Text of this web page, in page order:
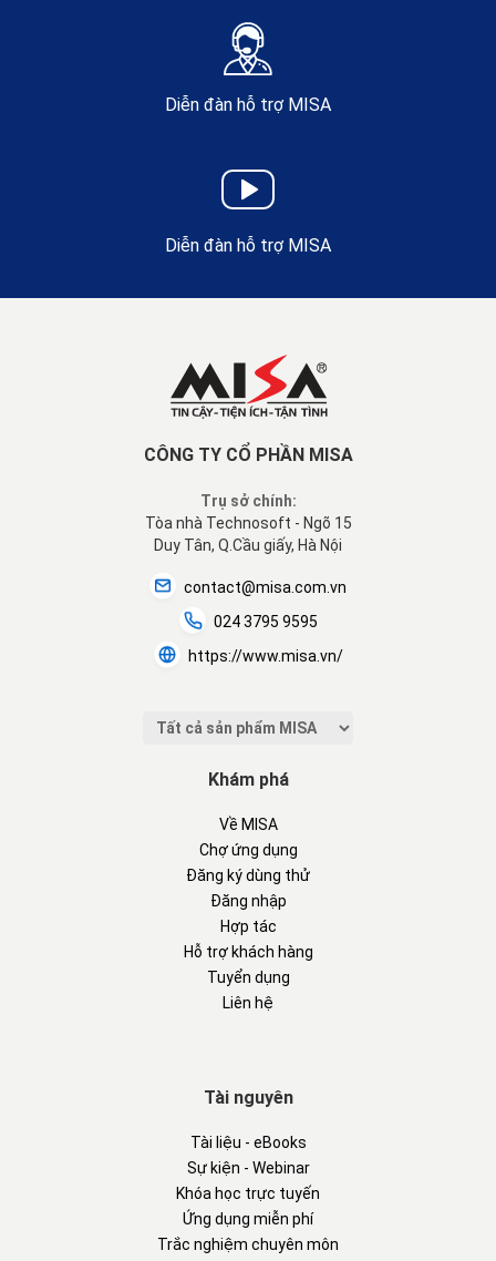
Diễn đàn hỗ trợ MISA
Diễn đàn hỗ trợ MISA
CÔNG TY CỔ PHẦN MISA
Trụ sở chính:
Tòa nhà Technosoft - Ngõ 15
Duy Tân, Q.Cầu giấy, Hà Nội
contact@misa.com.vn
024 3795 9595
https://www.misa.vn/
Khám phá
Về MISA
Chợ ứng dụng
Đăng ký dùng thử
Đăng nhập
Hợp tác
Hỗ trợ khách hàng
Tuyển dụng
Liên hệ
Tài nguyên
Tài liệu - eBooks
Sự kiện - Webinar
Khóa học trực tuyến
Ứng dụng miễn phí
Trắc nghiệm chuyên môn